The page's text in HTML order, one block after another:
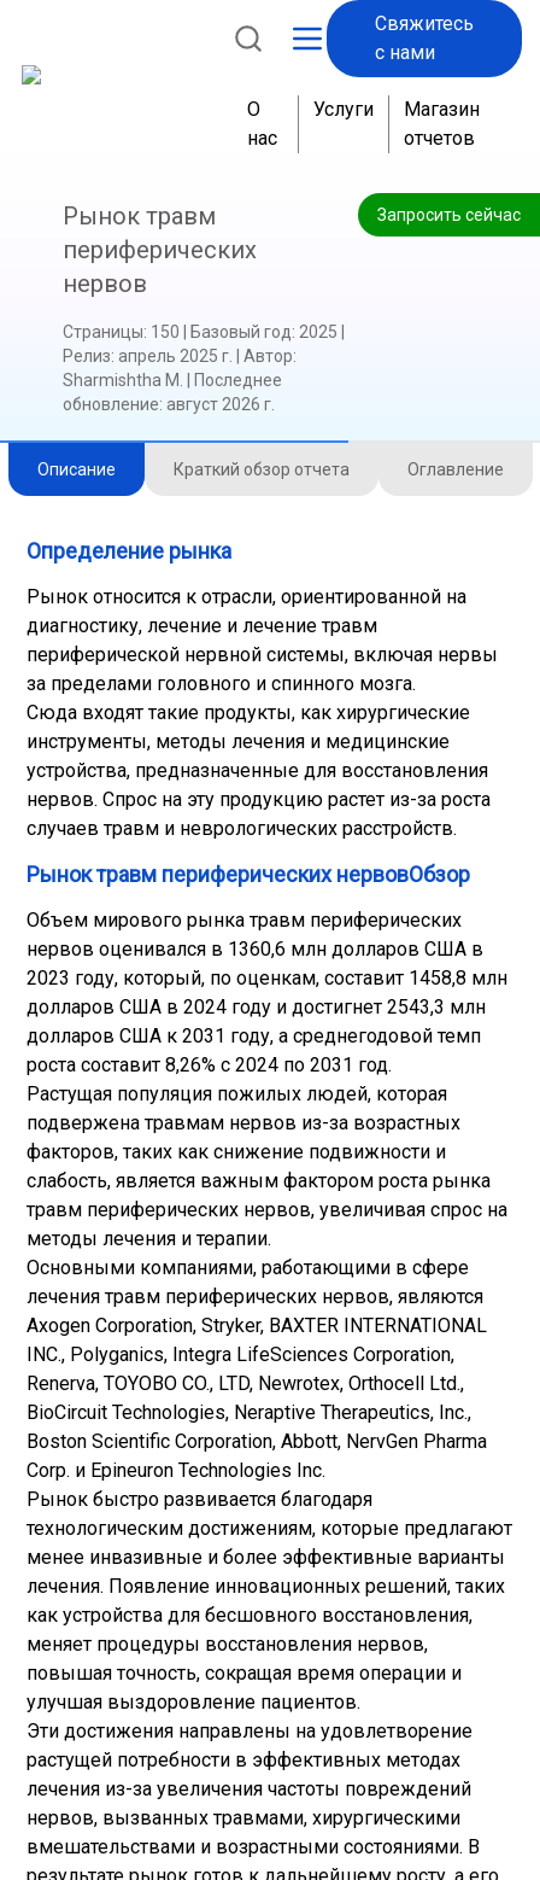
Свяжитесь
с нами
О
нас
Услуги
Магазин
отчетов
Запросить сейчас
Рынок травм
периферических
нервов
Страницы: 150 Базовый год: 2025
Релиз: апрель 2025 г. Автор:
Sharmishtha M.
Последнее
обновление: август 2026 г.
Описание Краткий обзор отчета Оглавление
Определение рынка
Рынок относится к отрасли, ориентированной на
диагностику, лечение и лечение травм
периферической нервной системы, включая нервы
за пределами головного и спинного мозга.
Сюда входят такие продукты, как хирургические
инструменты, методы лечения и медицинские
устройства, предназначенные для восстановления
нервов. Спрос на эту продукцию растет из-за роста
случаев травм и неврологических расстройств.
Рынок травм периферических нервовОбзор
Объем мирового рынка травм периферических
нервов оценивался в 1360,6 млн долларов США в
2023 году, который, по оценкам, составит 1458,8 млн
долларов США в 2024 году и достигнет 2543,3 млн
долларов США к 2031 году, а среднегодовой темп
роста составит 8,26% с 2024 по 2031 год.
Растущая популяция пожилых людей, которая
подвержена травмам нервов из-за возрастных
факторов, таких как снижение подвижности и
слабость, является важным фактором роста рынка
травм периферических нервов, увеличивая спрос на
методы лечения и терапии.
Основными компаниями, работающими в сфере
лечения травм периферических нервов, являются
Axogen Corporation, Stryker, BAXTER INTERNATIONAL
INC., Polyganics, Integra LifeSciences Corporation,
Renerva, TOYOBO CO., LTD, Newrotex, Orthocell Ltd.,
BioCircuit Technologies, Neraptive Therapeutics, Inc.,
Boston Scientific Corporation, Abbott, NervGen Pharma
Corp. и Epineuron Technologies Inc.
Рынок быстро развивается благодаря
технологическим достижениям, которые предлагают
менее инвазивные и более эффективные варианты
лечения. Появление инновационных решений, таких
как устройства для бесшовного восстановления,
меняет процедуры восстановления нервов,
повышая точность, сокращая время операции и
улучшая выздоровление пациентов.
Эти достижения направлены на удовлетворение
растущей потребности в эффективных методах
лечения из-за увеличения частоты повреждений
нервов, вызванных травмами, хирургическими
вмешательствами и возрастными состояниями. В